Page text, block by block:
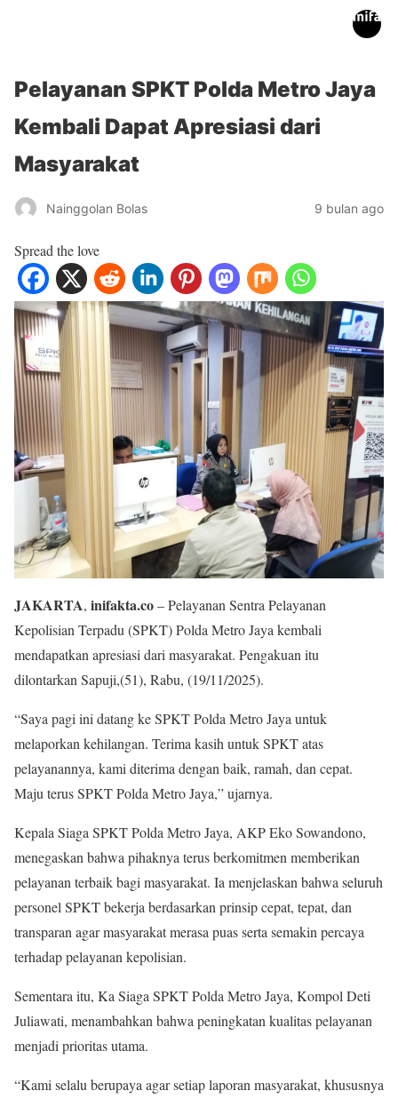
Pelayanan SPKT Polda Metro Jaya
Kembali Dapat Apresiasi dari
Masyarakat
Nainggolan Bolas 9 bulan ago
Spread the love
JAKARTA, inifakta.co– Pelayanan Sentra Pelayanan
Kepolisian Terpadu (SPKT) Polda Metro Jaya kembali
mendapatkan apresiasi dari masyarakat. Pengakuan itu
dilontarkan Sapuji,(51), Rabu, (19/11/2025).
“Saya pagi ini datang ke SPKT Polda Metro Jaya untuk
melaporkan kehilangan. Terima kasih untuk SPKT atas
pelayanannya, kami diterima dengan baik, ramah, dan cepat.
Maju terus SPKT Polda Metro Jaya,” ujarnya.
Kepala Siaga SPKT Polda Metro Jaya, AKP Eko Sowandono,
menegaskan bahwa pihaknya terus berkomitmen memberikan
pelayanan terbaik bagi masyarakat. Ia menjelaskan bahwa seluruh
personel SPKT bekerja berdasarkan prinsip cepat, tepat, dan
transparan agar masyarakat merasa puas serta semakin percaya
terhadap pelayanan kepolisian.
Sementara itu, Ka Siaga SPKT Polda Metro Jaya, Kompol Deti
Juliawati, menambahkan bahwa peningkatan kualitas pelayanan
menjadi prioritas utama.
“Kami selalu berupaya agar setiap laporan masyarakat, khususnya